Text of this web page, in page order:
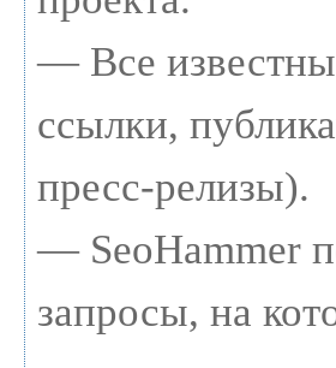
— Все
ссылки,
пресс-релизы).
— SeoHammer
запросы, на